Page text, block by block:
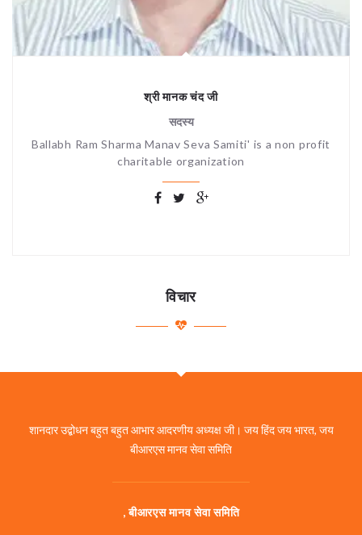
श्री मानक चंद जी
सदस्य
Ballabh Ram Sharma Manav Seva Samiti' is a non profit
charitable organization
विचार
शानदार उद्बोधन बहुत बहुत आभार आदरणीय अध्यक्ष जी। जय हिंद जय भारत, जय
बीआरएस मानव सेवा समिति
,बीआरएस मानव सेवा समिति